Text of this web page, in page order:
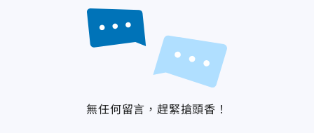
無任何留言，趕緊搶頭香！